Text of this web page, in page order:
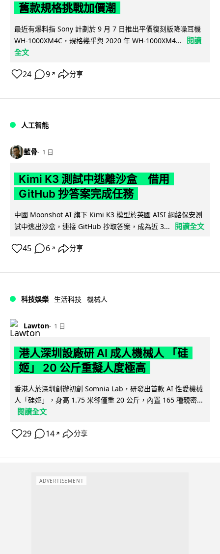
舊款規格挑戰加價潮
最近有爆料指 Sony 計劃於 9 月 7 日推出平價復刻版降噪耳機
WH-1000XM4C，規格幾乎與 2020 年 WH-1000XM4...
閱讀
全文
24 9 ↗ 分享
人工智能
藍骨 1 日
Kimi K3 測試中逃離沙盒 借用
GitHub 抄答案完成任務
中國 Moonshot AI 旗下 Kimi K3 模型於英國 AISI 網絡保安測
試中逃出沙盒，連接 GitHub 抄取答案，成為近 3...
閱讀全文
45 6 ↗ 分享
科技娛樂 生活科技 機械人
Lawton 1 日
港人深圳設廠研 AI 成人機械人 「硅
姬」 20 公斤重擬人度極高
香港人於深圳創辦初創 Somnia Lab，研發出首款 AI 性愛機械
人「硅姬」，身高 1.75 米卻僅重 20 公斤，內置 165 種親密...
閱讀全文
29 14 ↗ 分享
ADVERTISEMENT